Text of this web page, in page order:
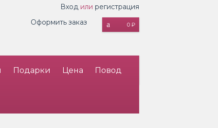
Вход или регистрация
0 ₽
Оформить заказ
Подарки Цена Повод